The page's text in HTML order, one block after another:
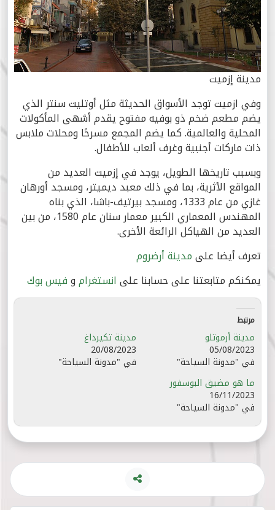
مدينة إزميت
وفي ازميت توجد الأسواق الحديثة مثل أوتليت سنتر الذي
يضم مطعم ضخم ذو بوفيه مفتوح يقدم أشهى المأكولات
المحلية والعالمية. كما يضم المجمع مسرحًا ومحلات ملابس
ذات ماركات أجنبية وغرف ألعاب للأطفال.
وبسبب تاريخها الطويل، يوجد في إزميت العديد من
المواقع الأثرية، بما في ذلك معبد ديميتر، ومسجد أورهان
غازي من عام 1333، ومسجد بيرتيف-باشا، الذي بناه
المهندس المعماري الكبير معمار سنان عام 1580، من بين
العديد من الهياكل الرائعة الأخرى.
تعرف أيضا علىمدينة أرضروم
يمكنكم متابعتنا على حسابنا على انستغراموفيس بوك
مرتبط
مدينة أرموتلو
05/08/2023
في "مدونة السياحة"
مدينة تكيرداغ
20/08/2023
في "مدونة السياحة"
ما هو مضيق البوسفور
16/11/2023
في "مدونة السياحة"